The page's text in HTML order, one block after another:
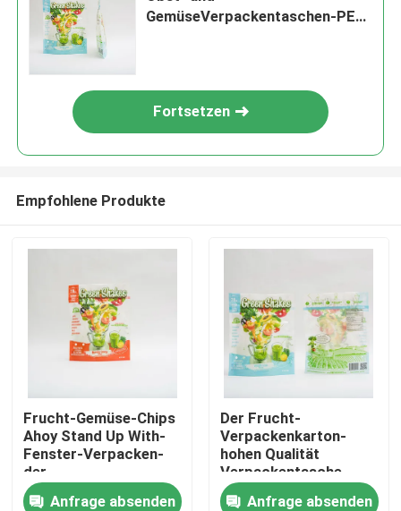
Startseite
Produkte
GemüseVerpackentaschen-PET-
Fortsetzen
Empfohlene Produkte
Frucht-Gemüse-Chips
Ahoy Stand Up With-
Fenster-Verpacken-
der
Lebensmittelbeutel
Anfrage absenden
Der Frucht-
Verpackenkarton-
hohen Qualität
Verpackentasche
Obst- und Gemüse
Anfrage absenden